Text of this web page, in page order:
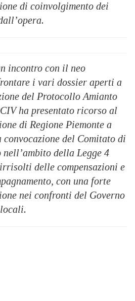
di coinvolgimento dei
incontro con il neo
i vari dossier aperti a
del Protocollo Amianto
ha presentato ricorso al
di Regione Piemonte a
convocazione del Comitato di
della Legge 4
delle compensazioni e
con una forte
nei confronti del Governo